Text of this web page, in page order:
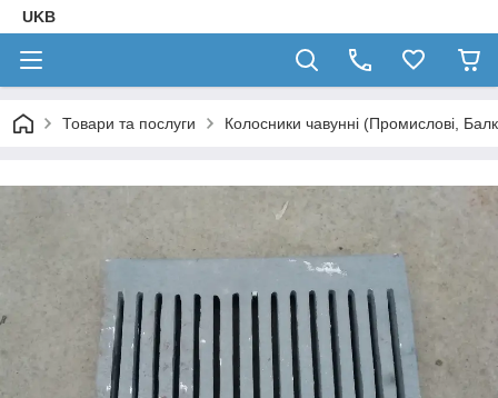
UKB
Товари та послуги Колосники чавунні (Промислові,